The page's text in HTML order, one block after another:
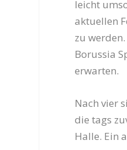
leicht
aktuellen
zu
Borussia
erwarten.
Nach vier
die tags
Halle. Ein